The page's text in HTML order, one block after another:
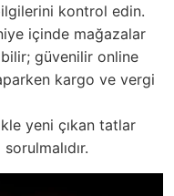
kontrol edin.
içinde mağazalar
güvenilir online
kargo ve vergi
yeni çıkan tatlar